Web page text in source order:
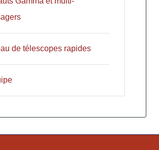
de télescopes rapides